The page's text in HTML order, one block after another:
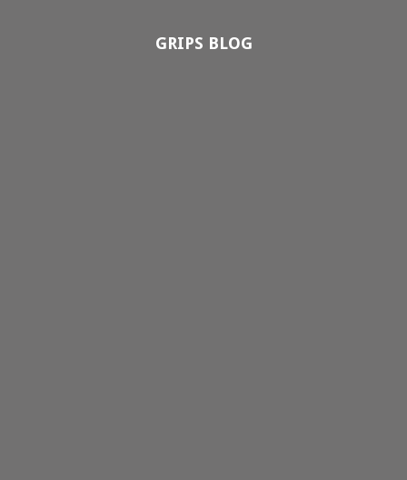
GRIPS BLOG